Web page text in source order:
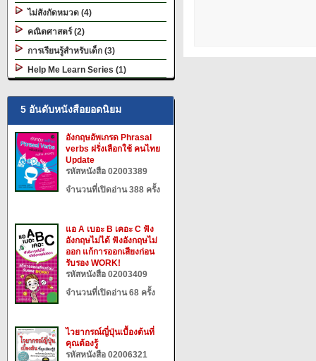
ไม่สังกัดหมวด (4)
คณิตศาสตร์ (2)
การเรียนรู้สำหรับเด็ก (3)
Help Me Learn Series (1)
5 อันดับหนังสือยอดนิยม
อังกฤษอัพเกรด Phrasal
verbs ฝรั่งเลือกใช้ คนไทย
Update
รหัสหนังสือ 02003389
จำนวนที่เปิดอ่าน 388 ครั้ง
แอ A เบอะ B เคอะ C ฟัง
อังกฤษไม่ได้ ฟังอังกฤษไม่
ออก แก้การออกเสียงก่อน
รับรอง WORK!
รหัสหนังสือ 02003409
จำนวนที่เปิดอ่าน 68 ครั้ง
ไวยากรณ์ญี่ปุ่นเบื้องต้นที่
คุณต้องรู้
รหัสหนังสือ 02006321